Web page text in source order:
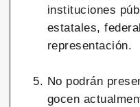
instituciones
estatales,
representación.
No podrán
gocen